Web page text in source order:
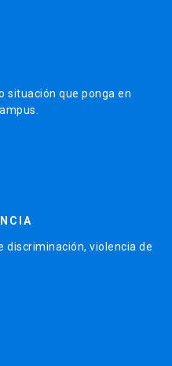
situación que ponga en
discriminación, violencia de